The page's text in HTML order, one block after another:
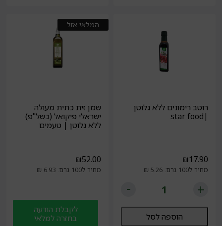
רוטב רימונים ללא גלוטן
|star food
₪17.90
מחיר ל100 גרם: 5.26 ₪
הוספה לסל
המלאי אזל
שמן זית כתית מעולה
ישראלי פיקואל (כשל"פ)
ללא גלוטן | טעמים
₪52.00
מחיר ל100 גרם: 6.93 ₪
לקבלת הודעה
בחזרה למלאי